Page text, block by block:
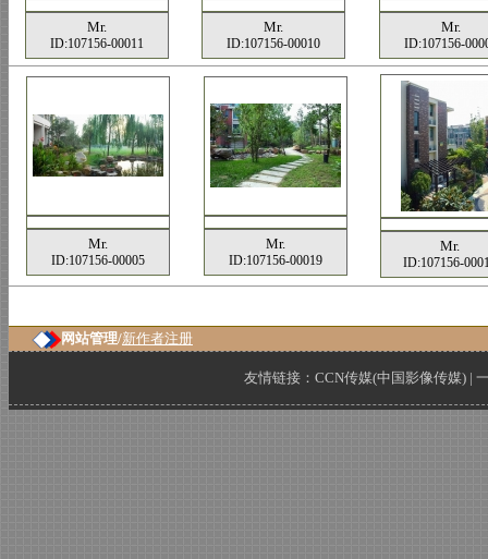
Mr.
ID:107156-00011
Mr.
ID:107156-00010
Mr.
ID:107156-
Mr.
ID:107156-00005
Mr.
ID:107156-00019
Mr.
ID:107156-
网站管理/新作者注册
友情链接： CCN传媒(中国影像传媒) |